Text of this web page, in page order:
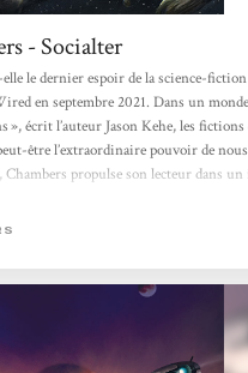
- Socialter
elle le dernier espoir de la science-
en septembre 2021. Dans un
», écrit l’auteur Jason Kehe, les fictions
être l’extraordinaire pouvoir de
propulse son lecteur dans
et ingénieur satellite), elle